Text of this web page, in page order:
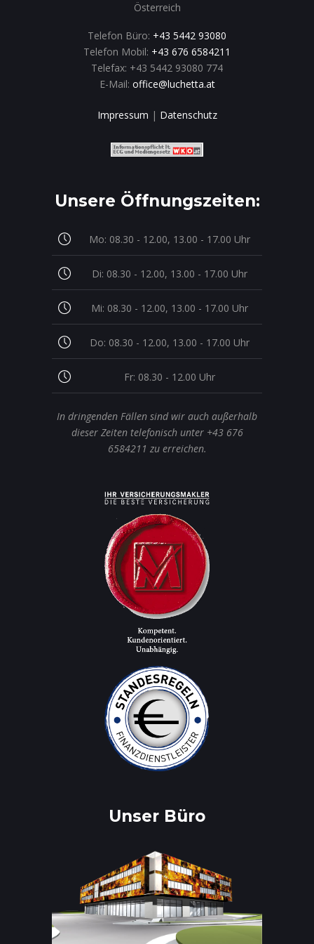
Österreich
Telefon Büro: +43 5442 93080
Telefon Mobil: +43 676 6584211
Telefax: +43 5442 93080 774
E-Mail: office@luchetta.at
Impressum | Datenschutz
Unsere Öffnungszeiten:
Mo: 08.30 - 12.00, 13.00 - 17.00 Uhr
Di: 08.30 - 12.00, 13.00 - 17.00 Uhr
Mi: 08.30 - 12.00, 13.00 - 17.00 Uhr
Do: 08.30 - 12.00, 13.00 - 17.00 Uhr
Fr: 08.30 - 12.00 Uhr
In dringenden Fällen sind wir auch außerhalb
dieser Zeiten telefonisch unter +43 676
6584211 zu erreichen.
Unser Büro